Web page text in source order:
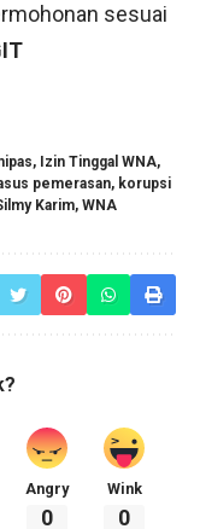
sesuai
, Izin Tinggal WNA,
pemerasan, korupsi
Karim, WNA
Angry
0
Wink
0